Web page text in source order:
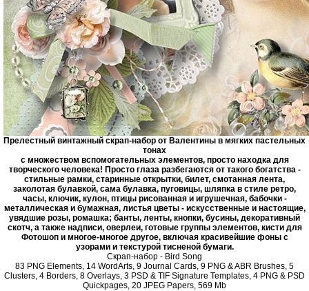
Прелестный винтажный скрап-набор от Валентины в мягких пастельных
тонах
с множеством вспомогательных элементов, просто находка для
творческого человека! Просто глаза разбегаются от такого богатства -
стильные рамки, старинные открытки, билет, смотанная лента,
заколотая булавкой, сама булавка, пуговицы, шляпка в стиле ретро,
часы, ключик, кулон, птицы рисованная и игрушечная, бабочки -
металлическая и бумажная, листья цветы - искусственные и настоящие,
увядшие розы, ромашка; банты, ленты, кнопки, бусины, декоративный
скотч, а также надписи, оверлеи, готовые группы элементов, кисти для
Фотошоп и многое-многое другое, включая красивейшие фоны с
узорами и текстурой тисненой бумаги.
Скрап-набор - Bird Song
83 PNG Elements, 14 WordArts, 9 Journal Cards, 9 PNG & ABR Brushes, 5
Clusters, 4 Borders, 8 Overlays, 3 PSD & TIF Signature Templates, 4 PNG & PSD
Quickpages, 20 JPEG Papers, 569 Mb